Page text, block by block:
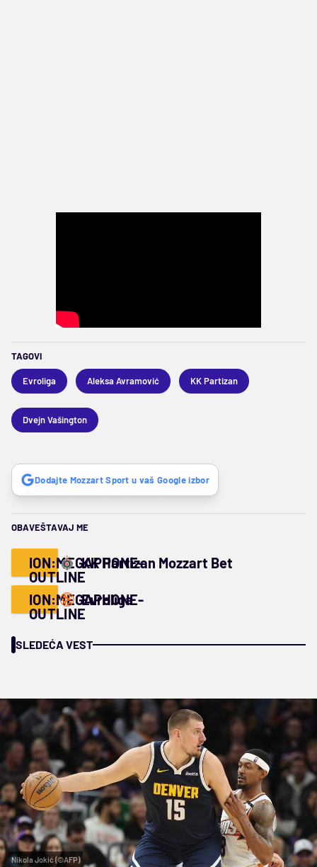
TAGOVI
Evroliga Aleksa Avramović KK Partizan
Dvejn Vašington
Dodajte Mozzart Sport u vaš Google izbor
OBAVEŠTAVAJ ME
ION:MEGAPHONE-
OUTLINE
KK Partizan Mozzart Bet
ION:MEGAPHONE-
OUTLINE
Evroliga
SLEDEĆA VEST
Nikola Jokić (©AFP)